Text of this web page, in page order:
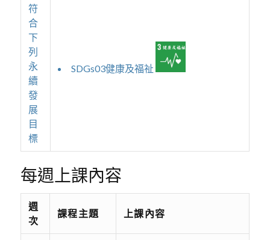
符
合
下
列
永
續
發
展
目
標
SDGs03健康及福祉
每週上課內容
週
次
課程主題 上課內容